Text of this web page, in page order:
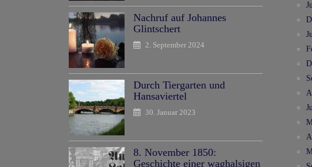
Nachruf auf Johannes
Glintschert
2. September 2024
Durch Tiergarten und
Hansaviertel
30. Januar 2023
8. November 1850:
Geschichte einer waghalsigen